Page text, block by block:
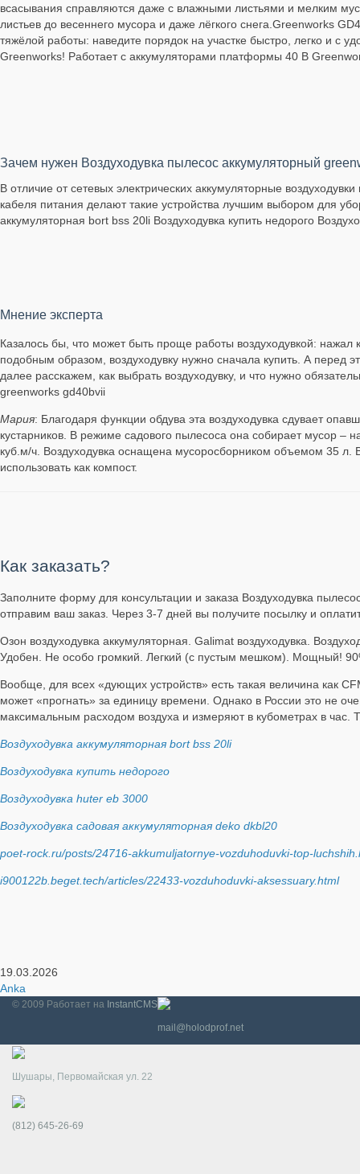
всасывания справляются даже с влажными листьями и мелким
листьев до весеннего мусора и даже лёгкого снега.Greenworks
тяжёлой работы: наведите порядок на участке быстро, легко и с
Greenworks! Работает с аккумуляторами платформы 40 В
Зачем нужен Воздуходувка пылесос аккумуляторный
В отличие от сетевых электрических аккумуляторные
кабеля питания делают такие устройства лучшим выбором для
аккумуляторная bort bss 20li Воздуходувка купить недорого
Мнение эксперта
Казалось бы, что может быть проще работы воздуходувкой: нажал
подобным образом, воздуходувку нужно сначала купить. А
далее расскажем, как выбрать воздуходувку, и что нужно
greenworks gd40bvii
Мария: Благодаря функции обдува эта воздуходувка сдувает
кустарников. В режиме садового пылесоса она собирает мусор
куб.м/ч. Воздуходувка оснащена мусоросборником объемом 35
использовать как компост.
Как заказать?
Заполните форму для консультации и заказа Воздуходувка
отправим ваш заказ. Через 3-7 дней вы получите посылку и
Озон воздуходувка аккумуляторная. Galimat воздуходувка.
Удобен. Не особо громкий. Легкий (с пустым мешком). Мощный!
Вообще, для всех «дующих устройств» есть такая величина как
может «прогнать» за единицу времени. Однако в России это не
максимальным расходом воздуха и измеряют в кубометрах в час.
Воздуходувка аккумуляторная bort bss 20li
Воздуходувка купить недорого
Воздуходувка huter eb 3000
Воздуходувка садовая аккумуляторная deko dkbl20
poet-rock.ru/posts/24716-akkumuljatornye-vozduhoduvki-top-
i900122b.beget.tech/articles/22433-vozduhoduvki-aksessuary.html
19.03.2026
Anka
© 2009 Работает на InstantCMS
mail@holodprof.net
Шушары, Первомайская ул. 22
(812) 645-26-69